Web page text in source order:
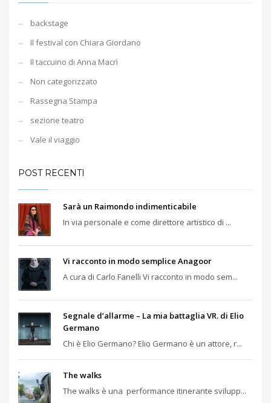
backstage
Il festival con Chiara Giordano
Il taccuino di Anna Macrì
Non categorizzato
Rassegna Stampa
sezione teatro
Vale il viaggio
POST RECENTI
Sarà un Raimondo indimenticabile
In via personale e come direttore artistico di ...
Vi racconto in modo semplice Anagoor
A cura di Carlo Fanelli Vi racconto in modo sem...
Segnale d’allarme – La mia battaglia VR. di Elio
Germano
Chi è Elio Germano? Elio Germano è un attore, r...
The walks
The walks è una performance itinerante svilupp...